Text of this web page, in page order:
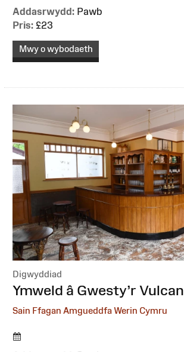
Addasrwydd: Pawb
Pris: £23
Mwy o wybodaeth
Digwyddiad
:
Ymweld â Gwesty’r Vulcan
Sain Ffagan Amgueddfa Werin Cymru